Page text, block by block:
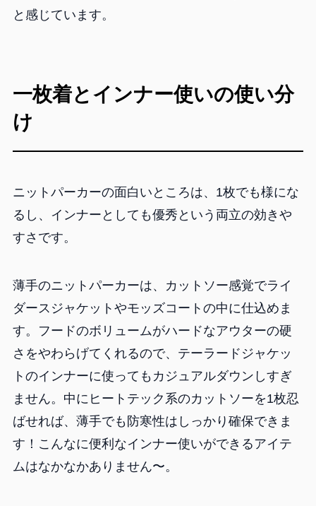
と感じています。
一枚着とインナー使いの使い分
け
ニットパーカーの面白いところは、1枚でも様にな
るし、インナーとしても優秀という両立の効きや
すさです。
薄手のニットパーカーは、カットソー感覚でライ
ダースジャケットやモッズコートの中に仕込めま
す。フードのボリュームがハードなアウターの硬
さをやわらげてくれるので、テーラードジャケッ
トのインナーに使ってもカジュアルダウンしすぎ
ません。中にヒートテック系のカットソーを1枚忍
ばせれば、薄手でも防寒性はしっかり確保できま
す！こんなに便利なインナー使いができるアイテ
ムはなかなかありません〜。